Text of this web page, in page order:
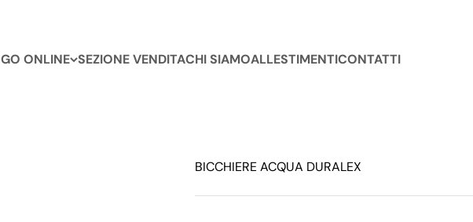
ONLINE SEZIONE VENDITACHI SIAMOALLESTIMENTICONTATTI
BICCHIERE ACQUA DURALEX